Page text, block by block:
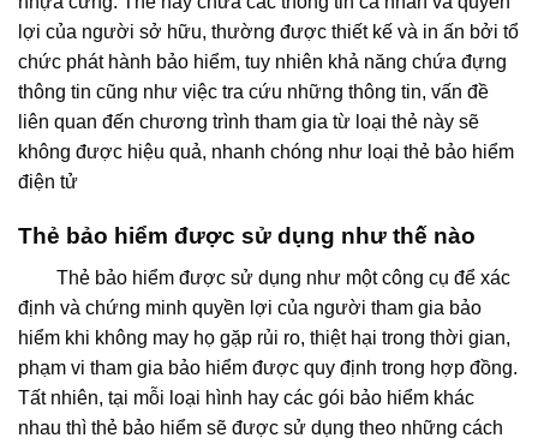
lợi của người sở hữu, thường được thiết kế và in ấn bởi tổ
chức phát hành bảo hiểm, tuy nhiên khả năng chứa đựng
thông tin cũng như việc tra cứu những thông tin, vấn đề
liên quan đến chương trình tham gia từ loại thẻ này sẽ
không được hiệu quả, nhanh chóng như loại thẻ bảo hiểm
điện tử
Thẻ bảo hiểm được sử dụng như thế nào
Thẻ bảo hiểm được sử dụng như một công cụ để xác
định và chứng minh quyền lợi của người tham gia bảo
hiểm khi không may họ gặp rủi ro, thiệt hại trong thời gian,
phạm vi tham gia bảo hiểm được quy định trong hợp đồng.
Tất nhiên, tại mỗi loại hình hay các gói bảo hiểm khác
nhau thì thẻ bảo hiểm sẽ được sử dụng theo những cách